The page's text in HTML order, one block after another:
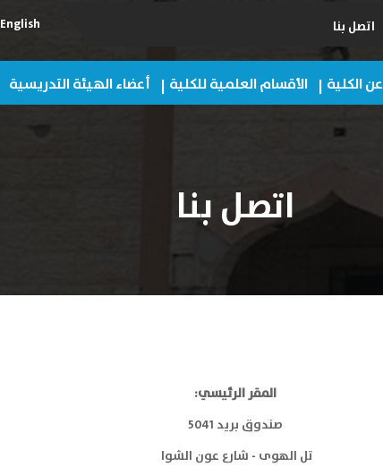
اتصل بنا English
عن الكلية الأقسام العلمية للكلية أعضاء الهيئة التدريسية
اتصل بنا
المقر الرئيسي:
صندوق بريد 5041
تل الهوى - شارع عون الشوا